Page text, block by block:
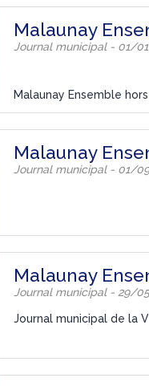
Malaunay
Journal municipal - 01/
Malaunay Ensemble
Malaunay
Journal municipal - 01/
Malaunay
Journal municipal - 29/
Journal municipal de la